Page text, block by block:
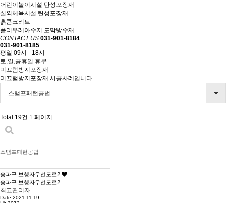
어린이놀이시설 탄성포장재
실외체육시설 탄성포장재
흙콘크리트
폴리우레아수지 도막방수재
CONTACT US 031-901-8184
031-901-8185
평일 09시 - 18시
토,일,공휴일 휴무
미끄럼방지포장재
미끄럼방지포장재 시공사례입니다.
스탬프패턴공법
Total 19건 1 페이지
스탬프패턴공법
송파구 보행자우선도로2
송파구 보행자우선도로2
최고관리자
Date 2021-11-19